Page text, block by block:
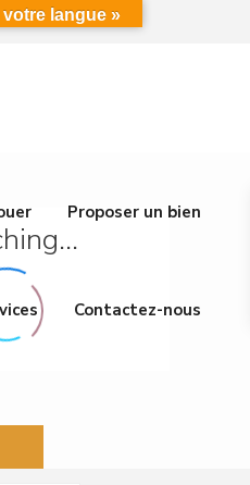
Proposer un bien
Contactez-nous
langue »